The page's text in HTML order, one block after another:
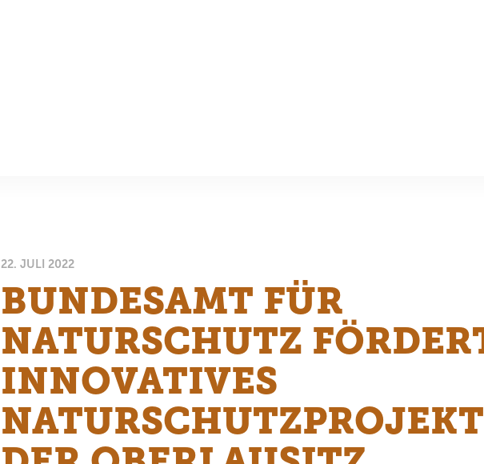
22. JULI 2022
BUNDESAMT FÜR
NATURSCHUTZ
INNOVATIVES